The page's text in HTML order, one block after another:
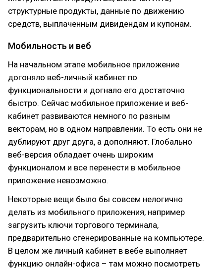
структурные продукты, данные по движению
средств, выплаченным дивидендам и купонам.
Мобильность и веб
На начальном этапе мобильное приложение
догоняло веб-личный кабинет по
функциональности и догнало его достаточно
быстро. Сейчас мобильное приложение и веб-
кабинет развиваются немного по разным
векторам, но в одном направлении. То есть они не
дублируют друг друга, а дополняют. Глобально
веб-версия обладает очень широким
функционалом и все перенести в мобильное
приложение невозможно.
Некоторые вещи было бы совсем нелогично
делать из мобильного приложения, например
загрузить ключи торгового терминала,
предварительно сгенерированные на компьютере.
В целом же личный кабинет в вебе выполняет
функцию онлайн-офиса – там можно посмотреть